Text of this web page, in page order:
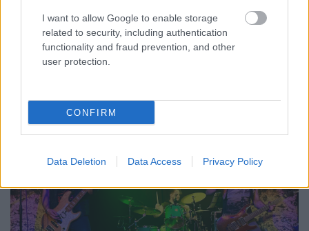
I want to allow Google to enable storage
related to security, including authentication
functionality and fraud prevention, and other
user protection.
CONFIRM
Data Deletion Data Access Privacy Policy
fokozatosan vonja be a közönséget. A zenekar
visszafogott, mégis erőteljes színpadi jelenléte jól
illeszkedik a zenéjük által közvetített világképhez.
Egy esős őszi este pont őket hallgatva sétálnám